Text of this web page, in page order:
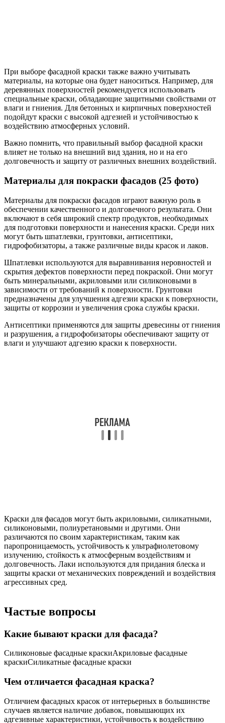
При выборе фасадной краски также важно учитывать
материалы, на которые она будет наноситься. Например, для
деревянных поверхностей рекомендуется использовать
специальные краски, обладающие защитными свойствами от
влаги и гниения. Для бетонных и кирпичных поверхностей
подойдут краски с высокой адгезией и устойчивостью к
воздействию атмосферных условий.
Важно помнить, что правильный выбор фасадной краски
влияет не только на внешний вид здания, но и на его
долговечность и защиту от различных внешних воздействий.
Материалы для покраски фасадов (25 фото)
Материалы для покраски фасадов играют важную роль в
обеспечении качественного и долговечного результата. Они
включают в себя широкий спектр продуктов, необходимых
для подготовки поверхности и нанесения краски. Среди них
могут быть шпатлевки, грунтовки, антисептики,
гидрофобизаторы, а также различные виды красок и лаков.
Шпатлевки используются для выравнивания неровностей и
скрытия дефектов поверхности перед покраской. Они могут
быть минеральными, акриловыми или силиконовыми в
зависимости от требований к поверхности. Грунтовки
предназначены для улучшения адгезии краски к поверхности,
защиты от коррозии и увеличения срока службы краски.
Антисептики применяются для защиты древесины от гниения
и разрушения, а гидрофобизаторы обеспечивают защиту от
влаги и улучшают адгезию краски к поверхности.
Краски для фасадов могут быть акриловыми, силикатными,
силиконовыми, полиуретановыми и другими. Они
различаются по своим характеристикам, таким как
паропроницаемость, устойчивость к ультрафиолетовому
излучению, стойкость к атмосферным воздействиям и
долговечность. Лаки используются для придания блеска и
защиты краски от механических повреждений и воздействия
агрессивных сред.
Частые вопросы
Какие бывают краски для фасада?
Силиконовые фасадные краскиАкриловые фасадные
краскиСиликатные фасадные краски
Чем отличается фасадная краска?
Отличием фасадных красок от интерьерных в большинстве
случаев является наличие добавок, повышающих их
адгезивные характеристики, устойчивость к воздействию